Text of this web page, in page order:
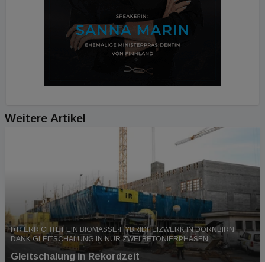
Weitere Artikel
I+R ERRICHTET EIN BIOMASSE-HYBRIDHEIZWERK IN DORNBIRN
DANK GLEITSCHALUNG IN NUR ZWEI BETONIERPHASEN.
Gleitschalung in Rekordzeit